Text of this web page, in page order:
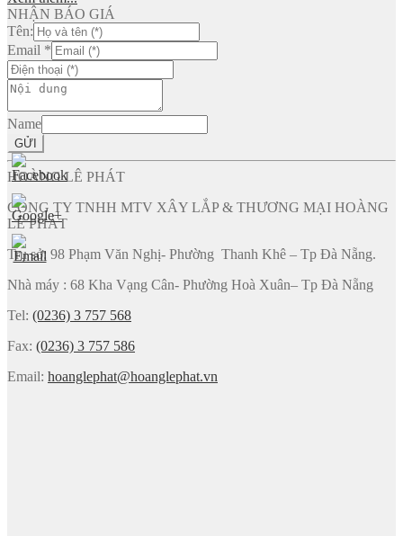
NHẬN BÁO GIÁ
Tên:
Email *
Name
GỬI
HOÀNG LÊ PHÁT
CÔNG TY TNHH MTV XÂY LẮP & THƯƠNG MẠI HOÀNG
LÊ PHÁT
Trụ sở: 98 Phạm Văn Nghị- Phường Thanh Khê – Tp Đà Nẵng.
Nhà máy : 68 Kha Vạng Cân- Phường Hoà Xuân– Tp Đà Nẵng
Tel: (0236) 3 757 568
Fax: (0236) 3 757 586
Email: hoanglephat@hoanglephat.vn